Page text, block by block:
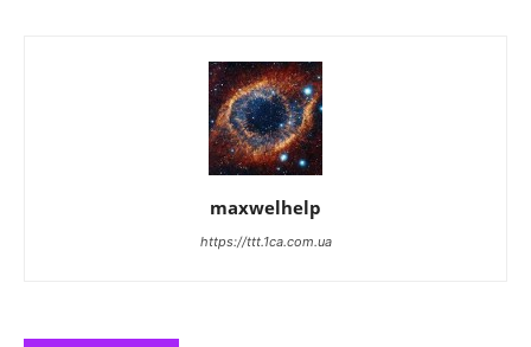
maxwelhelp
https://ttt.1ca.com.ua